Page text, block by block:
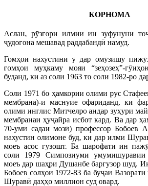
КОРНОМА
Аслан, рӯзгори илмии ин зуфунуни
ҷудогона мешавад раддабандӣ намуд.
Гомҳои нахустини ӯ дар омӯзишу
гомҳои муҳкаму мояи “зеҳозеҳ”-
буданд, ки аз соли 1963 то соли 1982-ро
Соли 1971 бо ҳамкории олими рус
мембрана)-и маснуие офариданд, ки
олими инглис Митчелро андар зуҳури
мембранаи ҳуҷайра исбот кард. Ва дар
70-уми садаи мозӣ) профессор Бобоев
нахустин олимоне буд, ки дар илми
моеъ асос гузошт. Ба шарофати ин
соли 1979 Симпозиуми умумишуравии
моеъ дар шаҳри Душанбе баргузор шуд.
Бобоев солҳои 1972-83 ба буҷаи
Шуравӣ даҳҳо миллион суд овард.